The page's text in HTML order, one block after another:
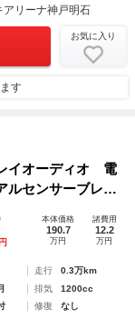
リーナ神戸明石
お気に入り
す
イオーディオ 電
センサーブレー
テアリングホイ
ブレーキ｜６スピ
本体価格
190.7
万円
諸費用
12.2
万円
走行
0.3万km
排気
1200cc
修復
なし